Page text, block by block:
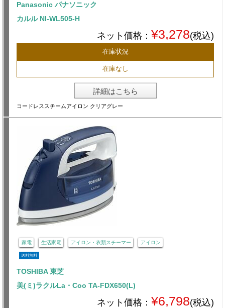
Panasonic パナソニック
カルル NI-WL505-H
ネット価格： ¥3,278(税込)
在庫状況
在庫なし
詳細はこちら
コードレススチームアイロン クリアグレー
家電 生活家電 アイロン・衣類スチーマー アイロン
送料無料
TOSHIBA 東芝
美(ミ)ラクルLa・Coo TA-FDX650(L)
ネット価格： ¥6,798(税込)